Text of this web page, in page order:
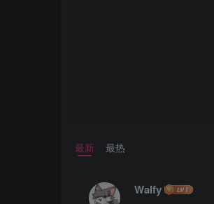
最新 最热
Walfy